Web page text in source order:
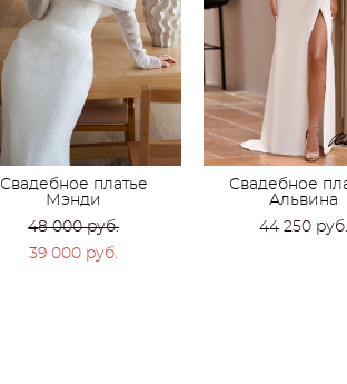
Свадебное платье
Мэнди
48 000 pуб.
39 000 pуб.
Свадебное
Альвина
44 250 pуб.